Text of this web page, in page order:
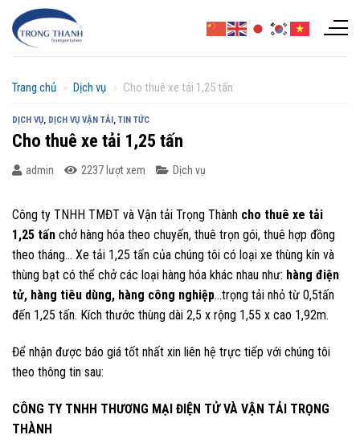
Chuyển
đến
Trang chủ » Dịch vụ » Cho thuê xe tải 1,25 tấn
DỊCH VỤ, DỊCH VỤ VẬN TẢI, TIN TỨC
Cho thuê xe tải 1,25 tấn
admin 2237 lượt xem Dịch vụ
Công ty TNHH TMĐT và Vận tải Trọng Thành cho thuê xe tải
1,25 tấn chở hàng hóa theo chuyến, thuê trọn gói, thuê hợp đồng
theo tháng… Xe tải 1,25 tấn của chúng tôi có loại xe thùng kín và
thùng bạt có thể chở các loại hàng hóa khác nhau như: hàng điện
tử, hàng tiêu dùng, hàng công nghiệp…trọng tải nhỏ từ 0,5tấn
đến 1,25 tấn. Kích thước thùng dài 2,5 x rộng 1,55 x cao 1,92m.
Để nhận được báo giá tốt nhất xin liên hệ trực tiếp với chúng tôi
theo thông tin sau:
CÔNG TY TNHH THƯƠNG MẠI ĐIỆN TỬ VÀ VẬN TẢI TRỌNG
THÀNH